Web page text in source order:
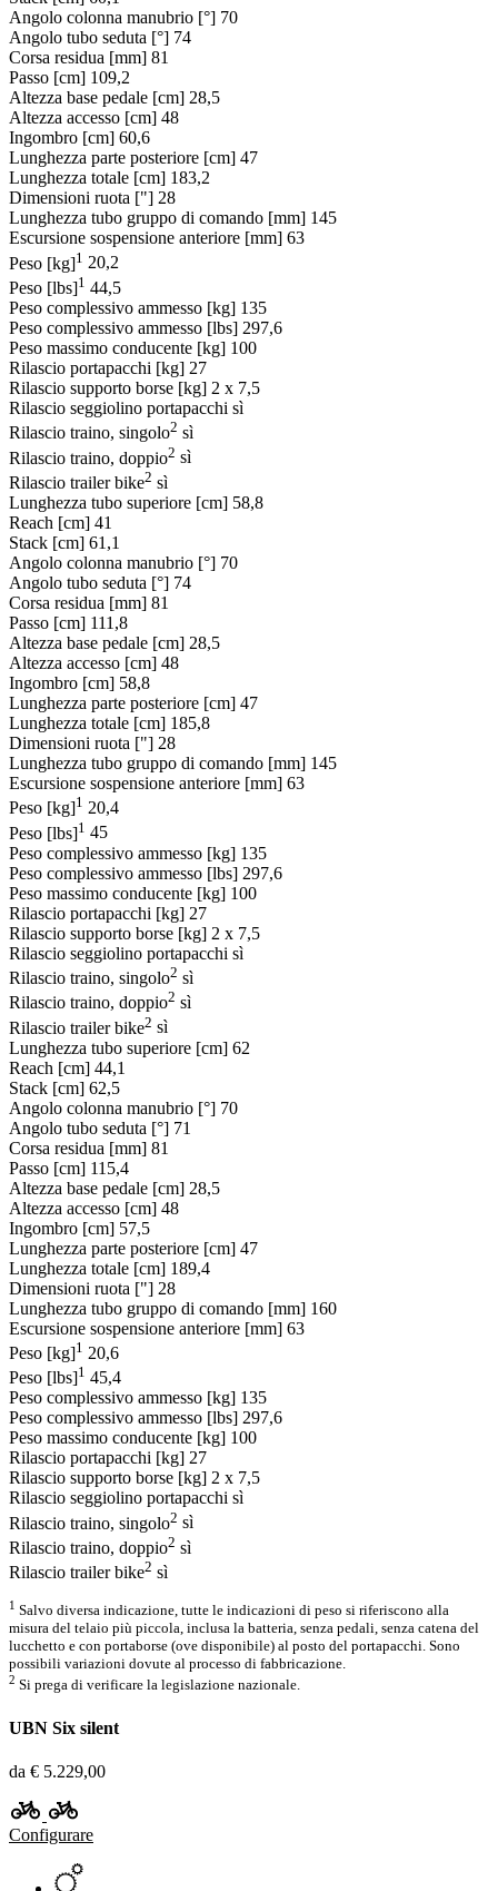
Angolo colonna manubrio [°] 70
Angolo tubo seduta [°] 74
Corsa residua [mm] 81
Passo [cm] 109,2
Altezza base pedale [cm] 28,5
Altezza accesso [cm] 48
Ingombro [cm] 60,6
Lunghezza parte posteriore [cm] 47
Lunghezza totale [cm] 183,2
Dimensioni ruota ["] 28
Lunghezza tubo gruppo di comando [mm] 145
Escursione sospensione anteriore [mm] 63
Peso [kg]1 20,2
Peso [lbs]1 44,5
Peso complessivo ammesso [kg] 135
Peso complessivo ammesso [lbs] 297,6
Peso massimo conducente [kg] 100
Rilascio portapacchi [kg] 27
Rilascio supporto borse [kg] 2 x 7,5
Rilascio seggiolino portapacchi sì
Rilascio traino, singolo2 sì
Rilascio traino, doppio2 sì
Rilascio trailer bike2 sì
Lunghezza tubo superiore [cm] 58,8
Reach [cm] 41
Stack [cm] 61,1
Angolo colonna manubrio [°] 70
Angolo tubo seduta [°] 74
Corsa residua [mm] 81
Passo [cm] 111,8
Altezza base pedale [cm] 28,5
Altezza accesso [cm] 48
Ingombro [cm] 58,8
Lunghezza parte posteriore [cm] 47
Lunghezza totale [cm] 185,8
Dimensioni ruota ["] 28
Lunghezza tubo gruppo di comando [mm] 145
Escursione sospensione anteriore [mm] 63
Peso [kg]1 20,4
Peso [lbs]1 45
Peso complessivo ammesso [kg] 135
Peso complessivo ammesso [lbs] 297,6
Peso massimo conducente [kg] 100
Rilascio portapacchi [kg] 27
Rilascio supporto borse [kg] 2 x 7,5
Rilascio seggiolino portapacchi sì
Rilascio traino, singolo2 sì
Rilascio traino, doppio2 sì
Rilascio trailer bike2 sì
Lunghezza tubo superiore [cm] 62
Reach [cm] 44,1
Stack [cm] 62,5
Angolo colonna manubrio [°] 70
Angolo tubo seduta [°] 71
Corsa residua [mm] 81
Passo [cm] 115,4
Altezza base pedale [cm] 28,5
Altezza accesso [cm] 48
Ingombro [cm] 57,5
Lunghezza parte posteriore [cm] 47
Lunghezza totale [cm] 189,4
Dimensioni ruota ["] 28
Lunghezza tubo gruppo di comando [mm] 160
Escursione sospensione anteriore [mm] 63
Peso [kg]1 20,6
Peso [lbs]1 45,4
Peso complessivo ammesso [kg] 135
Peso complessivo ammesso [lbs] 297,6
Peso massimo conducente [kg] 100
Rilascio portapacchi [kg] 27
Rilascio supporto borse [kg] 2 x 7,5
Rilascio seggiolino portapacchi sì
Rilascio traino, singolo2 sì
Rilascio traino, doppio2 sì
Rilascio trailer bike2 sì
1 Salvo diversa indicazione, tutte le indicazioni di peso si riferiscono alla
misura del telaio più piccola, inclusa la batteria, senza pedali, senza catena del
lucchetto e con portaborse (ove disponibile) al posto del portapacchi. Sono
possibili variazioni dovute al processo di fabbricazione.
2 Si prega di verificare la legislazione nazionale.
UBN Six silent
da € 5.229,00
Configurare